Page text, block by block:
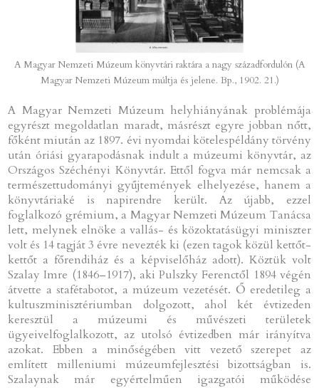
A Magyar Nemzeti Múzeum könyvtári raktára a nagy századfordulón (A
Magyar Nemzeti Múzeum múltja és jelene. Bp., 1902. 21.)
A Magyar Nemzeti Múzeum helyhiányának problémája
egyrészt megoldatlan maradt, másrészt egyre jobban nőtt,
főként miután az 1897. évi nyomdai kötelespéldány törvény
után óriási gyarapodásnak indult a múzeumi könyvtár, az
Országos Széchényi Könyvtár. Ettől fogva már nemcsak a
természettudományi gyűjtemények elhelyezése, hanem a
könyvtáriaké is napirendre került. Az újabb, ezzel
foglalkozó grémium, a Magyar Nemzeti Múzeum Tanácsa
lett, melynek elnöke a vallás- és közoktatásügyi miniszter
volt és 14 tagját 3 évre nevezték ki (ezen tagok közül kettőt-
kettőt a főrendiház és a képviselőház adott). Köztük volt
Szalay Imre (1846–1917), aki Pulszky Ferenctől 1894 végén
átvette a stafétabotot, a múzeum vezetését. Ő eredetileg a
kultuszminisztériumban dolgozott, ahol két évtizeden
keresztül a múzeumi és művészeti területek
ügyeivelfoglalkozott, az utolsó évtizedben már irányítva
azokat. Ebben a minőségében vitt vezető szerepet az
említett milleniumi múzeumfejlesztési bizottságban is.
Szalaynak már egyértelműen igazgatói működése